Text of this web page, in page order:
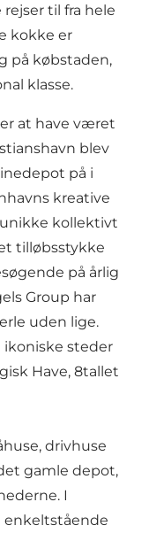
til fra hele
kokke er
på købstaden,
klasse.
at have været
blev
på i
kreative
kollektivt
tilløbsstykke
på årlig
Group har
uden lige.
ikoniske steder
Have, 8tallet
drivhuse
gamle depot,
I
enkeltstående